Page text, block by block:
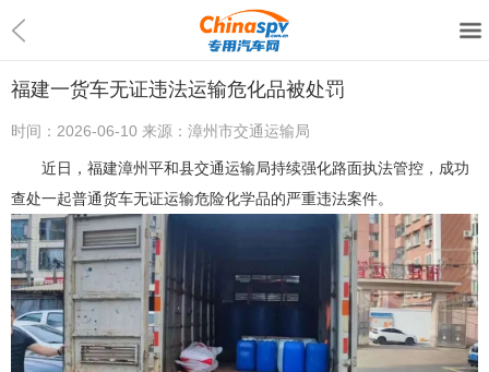
福建一货车无证违法运输危化品被处罚
时间： 2026-06-10 来源： 漳州市交通运输局
近日，福建漳州平和县交通运输局持续强化路面执法管控，成功
查处一起普通货车无证运输危险化学品的严重违法案件。